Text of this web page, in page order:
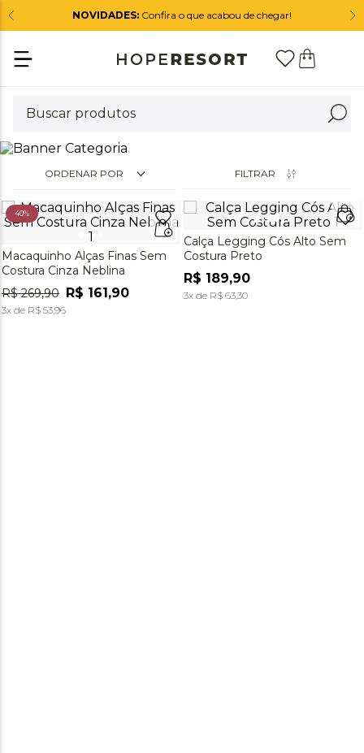
NOVIDADES: Confira o que acabou de chegar!
ORDENAR POR FILTRAR
40%
Macaquinho Alças Finas Sem
Costura Cinza Neblina
R$ 269,90 R$ 161 ,90
3x de R$ 53,96
Calça Legging Cós Alto Sem
Costura Preto
R$ 189,90
3x de R$ 63,30